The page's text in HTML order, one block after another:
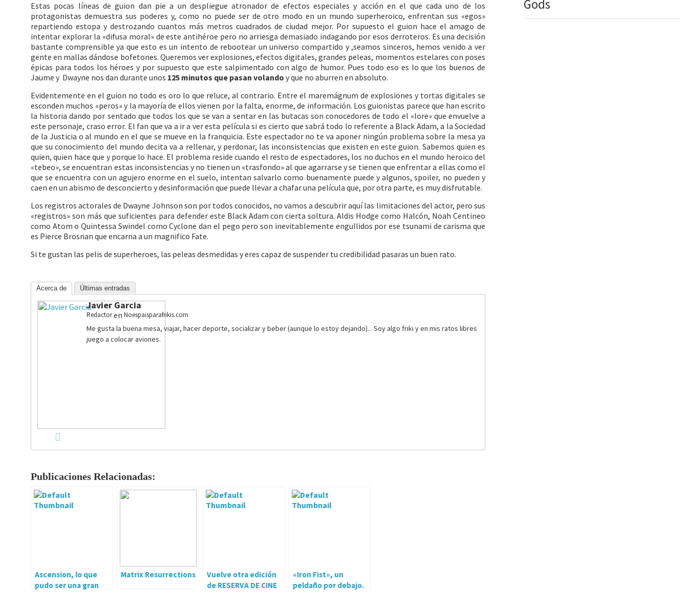
Estas pocas líneas de guion dan pie a un despliegue atronador de efectos especiales y acción en el que cada uno de los
protagonistas demuestra sus poderes y, como no puede ser de otro modo en un mundo superheroico, enfrentan sus «egos»
repartiendo estopa y destrozando cuantos más metros cuadrados de ciudad mejor. Por supuesto el guion hace el amago de
intentar explorar la «difusa moral» de este antihéroe pero no arriesga demasiado indagando por esos derroteros. Es una decisión
bastante comprensible ya que esto es un intento de rebootear un universo compartido y ,seamos sinceros, hemos venido a ver
gente en mallas dándose bofetones. Queremos ver explosiones, efectos digitales, grandes peleas, momentos estelares con poses
épicas para todos los héroes y por supuesto que este salpimentado con algo de humor. Pues todo eso es lo que los buenos de
Jaume y Dwayne nos dan durante unos 125 minutos que pasan volando y que no aburren en absoluto.
Evidentemente en el guion no todo es oro lo que reluce, al contrario. Entre el maremágnum de explosiones y tortas digitales se
esconden muchos «peros» y la mayoría de ellos vienen por la falta, enorme, de información. Los guionistas parece que han escrito
la historia dando por sentado que todos los que se van a sentar en las butacas son conocedores de todo el «lore» que envuelve a
este personaje, craso error. El fan que va a ir a ver esta película si es cierto que sabrá todo lo referente a Black Adam, a la Sociedad
de la Justicia o al mundo en el que se mueve en la franquicia. Este espectador no te va aponer ningún problema sobre la mesa ya
que su conocimiento del mundo decita va a rellenar, y perdonar, las inconsistencias que existen en este guion. Sabemos quien es
quien, quien hace que y porque lo hace. El problema reside cuando el resto de espectadores, los no duchos en el mundo heroico del
«tebeo», se encuentran estas inconsistencias y no tienen un «trasfondo» al que agarrarse y se tienen que enfrentar a ellas como el
que se encuentra con un agujero enorme en el suelo, intentan salvarlo como buenamente puede y algunos, spoiler, no pueden y
caen en un abismo de desconcierto y desinformación que puede llevar a chafar una película que, por otra parte, es muy disfrutable.
Los registros actorales de Dwayne Johnson son por todos conocidos, no vamos a descubrir aquí las limitaciones del actor, pero sus
«registros» son más que suficientes para defender este Black Adam con cierta soltura. Aldis Hodge como Halcón, Noah Centineo
como Atom o Quintessa Swindel como Cyclone dan el pego pero son inevitablemente engullidos por ese tsunami de carisma que
es Pierce Brosnan que encarna a un magnifico Fate.
Si te gustan las pelis de superheroes, las peleas desmedidas y eres capaz de suspender tu credibilidad pasaras un buen rato.
Acerca de Últimas entradas
Javier Garcia
Redactoren Noespaisparafrikis.com
Me gusta la buena mesa, viajar, hacer deporte, socializar y beber (aunque lo estoy dejando)... Soy algo friki y en mis ratos libres
juego a colocar aviones.
Publicaciones Relacionadas:
Ascension, lo que
pudo ser una gran
Matrix Resurrections
Vuelve otra edición
de RESERVA DE CINE
«Iron Fist», un
peldaño por debajo.